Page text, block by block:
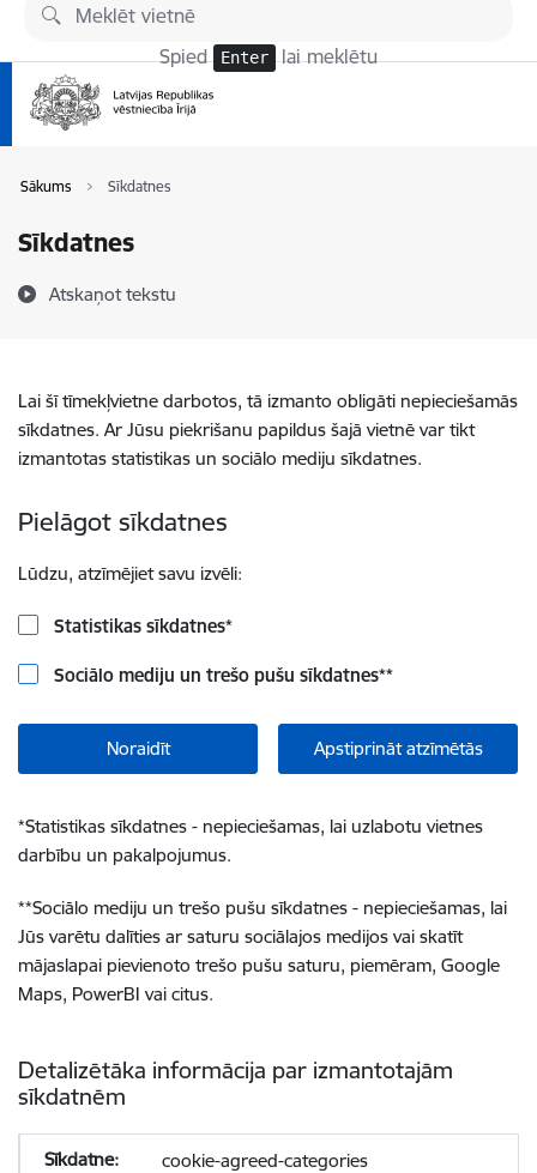
Pāriet uz lapas saturu
Spied Enter lai meklētu
Sākums Sīkdatnes
Sīkdatnes
Atskaņot tekstu
Lai šī tīmekļvietne darbotos, tā izmanto obligāti nepieciešamās
sīkdatnes. Ar Jūsu piekrišanu papildus šajā vietnē var tikt
izmantotas statistikas un sociālo mediju sīkdatnes.
Pielāgot sīkdatnes
Lūdzu, atzīmējiet savu izvēli:
Statistikas sīkdatnes*
Sociālo mediju un trešo pušu sīkdatnes**
Noraidīt Apstiprināt atzīmētās
*Statistikas sīkdatnes - nepieciešamas, lai uzlabotu vietnes
darbību un pakalpojumus.
**Sociālo mediju un trešo pušu sīkdatnes - nepieciešamas, lai
Jūs varētu dalīties ar saturu sociālajos medijos vai skatīt
mājaslapai pievienoto trešo pušu saturu, piemēram, Google
Maps, PowerBI vai citus.
Detalizētāka informācija par izmantotajām
sīkdatnēm
cookie-agreed-categories